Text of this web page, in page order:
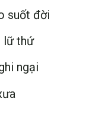
suốt đời
lữ thứ
ngại